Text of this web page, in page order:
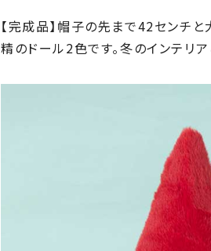
【完成品】帽子の先まで42センチ
精のドール2色です。冬のインテリア